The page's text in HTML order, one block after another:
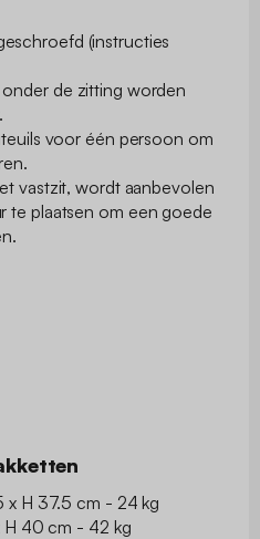
(instructies
de zitting worden
voor één persoon om
vastzit, wordt aanbevolen
te plaatsen om een goede
x H 37.5 cm - 24 kg
H 40 cm - 42 kg